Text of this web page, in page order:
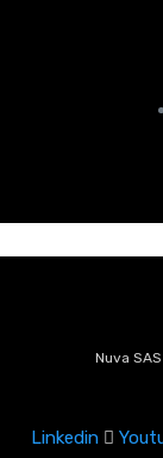
Nuva
Linkedin